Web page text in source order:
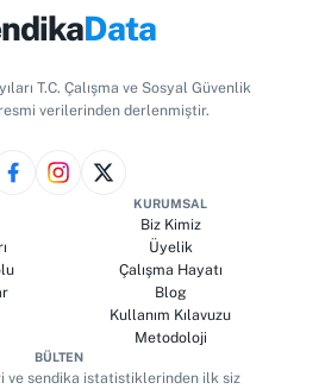
Data
T.C. Çalışma ve Sosyal Güvenlik
resmi verilerinden derlenmiştir.
KURUMSAL
Biz Kimiz
Üyelik
Çalışma Hayatı
Blog
Kullanım Kılavuzu
Metodoloji
BÜLTEN
ve sendika istatistiklerinden ilk siz